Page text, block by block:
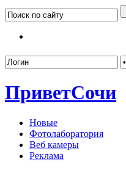
ПриветСочи
Новые
Фотолаборатория
Веб камеры
Реклама